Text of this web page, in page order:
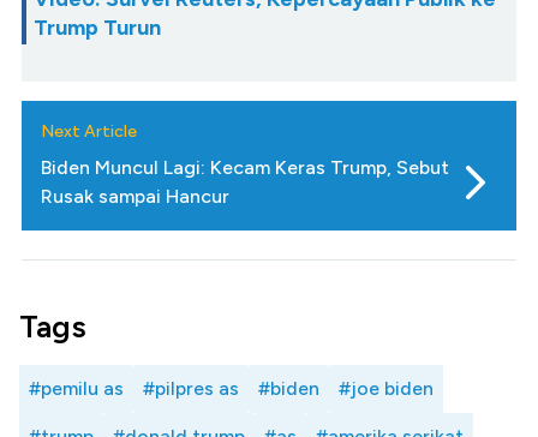
Trump Turun
Next Article
Biden Muncul Lagi: Kecam Keras Trump, Sebut
Rusak sampai Hancur
Tags
#pemilu as #pilpres as #biden #joe biden